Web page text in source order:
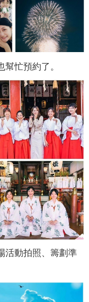
忙預約了。
活動拍照、籌劃準